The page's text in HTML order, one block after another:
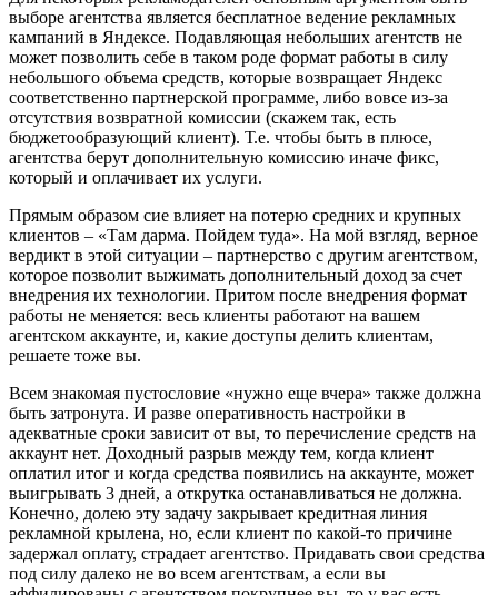
выборе агентства является бесплатное ведение рекламных
кампаний в Яндексе. Подавляющая небольших агентств не
может позволить себе в таком роде формат работы в силу
небольшого объема средств, которые возвращает Яндекс
соответственно партнерской программе, либо вовсе из-за
отсутствия возвратной комиссии (скажем так, есть
бюджетообразующий клиент). Т.е. чтобы быть в плюсе,
агентства берут дополнительную комиссию иначе фикс,
который и оплачивает их услуги.
Прямым образом сие влияет на потерю средних и крупных
клиентов – «Там дарма. Пойдем туда». На мой взгляд, верное
вердикт в этой ситуации – партнерство с другим агентством,
которое позволит выжимать дополнительный доход за счет
внедрения их технологии. Притом после внедрения формат
работы не меняется: весь клиенты работают на вашем
агентском аккаунте, и, какие доступы делить клиентам,
решаете тоже вы.
Всем знакомая пустословие «нужно еще вчера» также должна
быть затронута. И разве оперативность настройки в
адекватные сроки зависит от вы, то перечисление средств на
аккаунт нет. Доходный разрыв между тем, когда клиент
оплатил итог и когда средства появились на аккаунте, может
выигрывать 3 дней, а открутка останавливаться не должна.
Конечно, долею эту задачу закрывает кредитная линия
рекламной крылена, но, если клиент по какой-то причине
задержал оплату, страдает агентство. Придавать свои средства
под силу далеко не во всем агентствам, а если вы